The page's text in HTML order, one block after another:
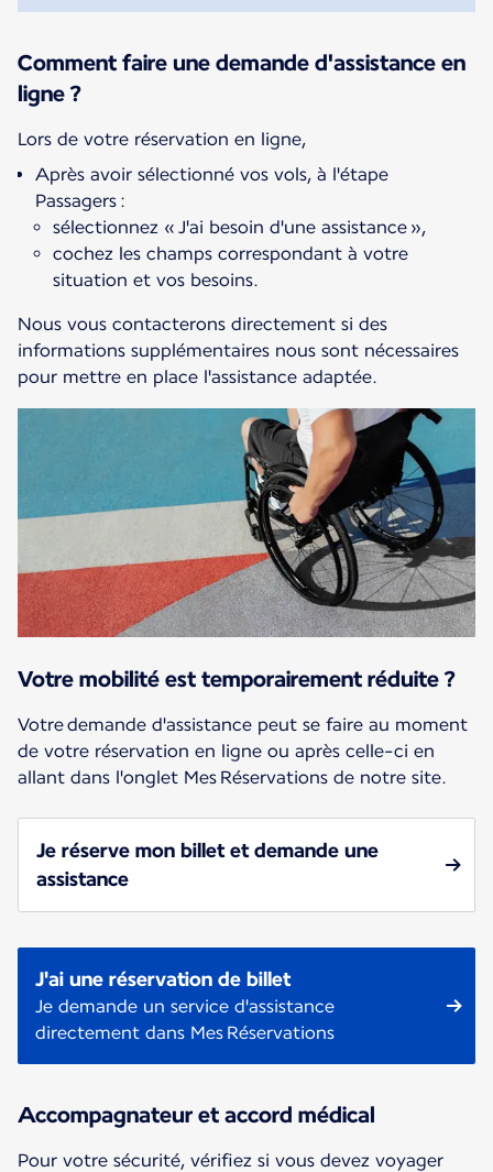
Comment faire une demande d'assistance en
ligne ?
Après avoir sélectionné vos vols, à l'étape
Passagers :
sélectionnez « J'ai besoin d'une assistance »,
cochez les champs correspondant à votre
situation et vos besoins.
Nous vous contacterons directement si des
informations supplémentaires nous sont nécessaires
pour mettre en place l'assistance adaptée.
Votre mobilité est temporairement réduite ?
Votre demande d'assistance peut se faire au moment
de votre réservation en ligne ou après celle-ci en
allant dans l'onglet Mes Réservations de notre site.
Je réserve mon billet et demande une
assistance
J'ai une réservation de billet
Je demande un service d'assistance
directement dans Mes Réservations
Accompagnateur et accord médical
Pour votre sécurité, vérifiez si vous devez voyager